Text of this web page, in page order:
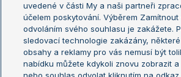
US Open
Turnaj mistrů
Turnaj mistryň
Aktualní trendy
uvedené v části My a naši partneři
účelem poskytování. Výběrem Zamítnout
odvoláním svého souhlasu je zakážete.
sledovací technologie zakázány,
obsahy a reklamy pro vás nemusí být
nabídku můžete kdykoli znovu zobrazit